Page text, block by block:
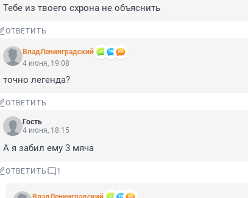
Тебе из твоего схрона не объяснить
ОТВЕТИТЬ
ВладЛенинградский
4 июня, 19:08
точно легенда?
ОТВЕТИТЬ
Гость
4 июня, 18:15
А я забил ему 3 мяча
ОТВЕТИТЬ 1